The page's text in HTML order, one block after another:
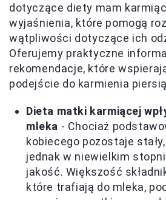
dotyczące diety mam
wyjaśnienia, które pomogą
wątpliwości dotyczące ich
Oferujemy praktyczne
rekomendacje, które
podejście do karmienia
Dieta matki karmiącej
mleka - Chociaż
kobiecego pozostaje
jednak w niewielkim
jakość. Większość
które trafiają do mleka,